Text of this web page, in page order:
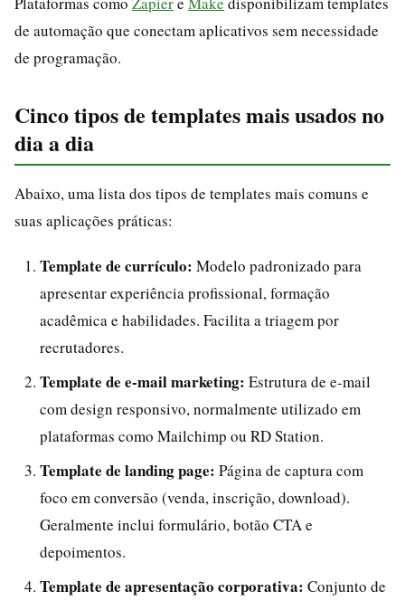
de automação que conectam aplicativos sem necessidade
de programação.
Cinco tipos de templates mais usados no
dia a dia
Abaixo, uma lista dos tipos de templates mais comuns e
suas aplicações práticas:
Template de currículo: Modelo padronizado para
apresentar experiência profissional, formação
acadêmica e habilidades. Facilita a triagem por
recrutadores.
Template de e-mail marketing: Estrutura de e-mail
com design responsivo, normalmente utilizado em
plataformas como Mailchimp ou RD Station.
Template de landing page: Página de captura com
foco em conversão (venda, inscrição, download).
Geralmente inclui formulário, botão CTA e
depoimentos.
Template de apresentação corporativa: Conjunto de